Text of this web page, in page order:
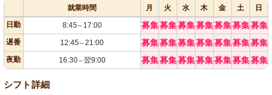
就業時間 月 火 水 木 金 土
日
日勤
8:45 ～ 17:00 募集募集募集募集募集募集募集
遅番 12:45 ～21:00 募集募集募集募集募集募集募集
夜勤 16:30～翌9:00 募集募集募集募集募集募集募集
シフト詳細